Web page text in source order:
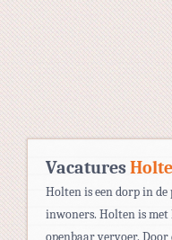
Vacatures
Holten is een dorp in
inwoners. Holten is
openbaar vervoer. Door